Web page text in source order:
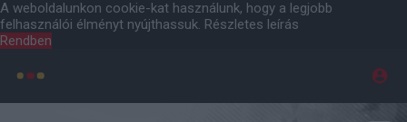
A weboldalunkon cookie-kat használunk, hogy a legjobb
felhasználói élményt nyújthassuk. Részletes leírás
Rendben